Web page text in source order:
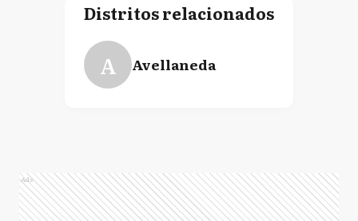
Distritos relacionados
A Avellaneda
Ads